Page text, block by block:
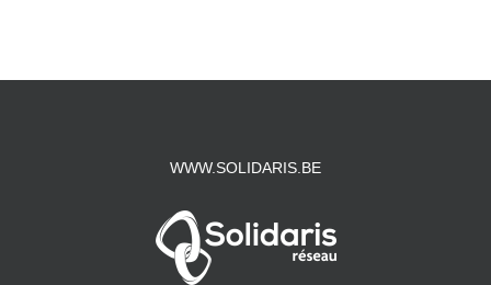
WWW.SOLIDARIS.BE